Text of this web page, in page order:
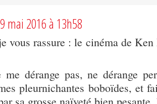
mai 2016 à 13h58
vous rassure : le cinéma de
me dérange pas, ne dérange
pleurnichantes boboïdes, et
sa grosse naïveté bien